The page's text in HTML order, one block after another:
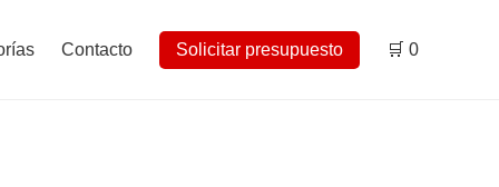
Contacto Solicitar presupuesto 🛒 0